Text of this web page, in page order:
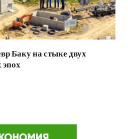
Баку на стыке двух
эпох